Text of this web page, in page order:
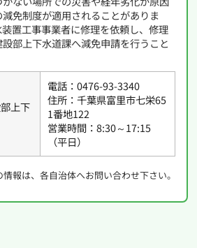
免制度が適用されることがありま
置工事事業者に修理を依頼し、修理
部上下水道課へ減免申請を行うこと
上下
電話：0476-93-3340
住所：千葉県富里市七栄65
1番地122
営業時間：8:30～17:15
（平日）
報は、各自治体へお問い合わせ下さい。